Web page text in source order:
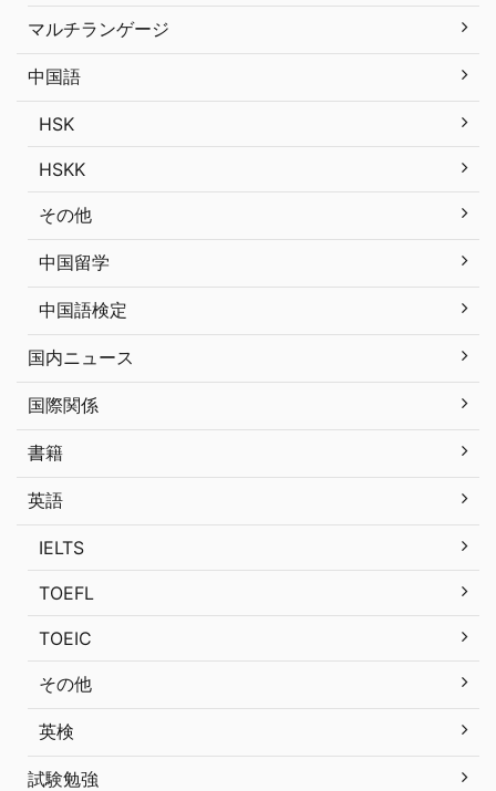
マルチランゲージ
中国語
HSK
HSKK
その他
中国留学
中国語検定
国内ニュース
国際関係
書籍
英語
IELTS
TOEFL
TOEIC
その他
英検
試験勉強